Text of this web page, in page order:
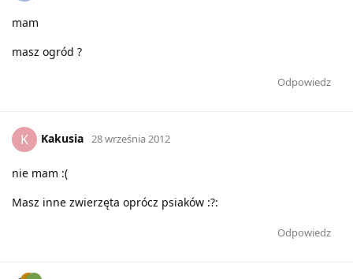
mam
masz ogród ?
Odpowiedz
K Kakusia 28 września 2012
nie mam :(
Masz inne zwierzęta oprócz psiaków :?:
Odpowiedz